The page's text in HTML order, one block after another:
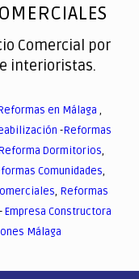
Comercial por
interioristas.
en Málaga ,
-Reformas
Dormitorios,
Comunidades,
, Reformas
-Empresa Constructora
Málaga